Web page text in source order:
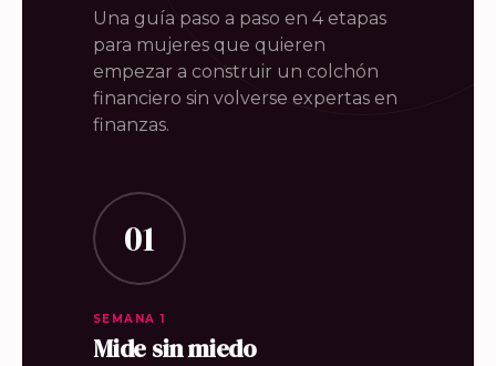
Una guía paso a paso en 4 etapas
para mujeres que quieren
empezar a construir un colchón
financiero sin volverse expertas en
finanzas.
01
SEMANA 1
Mide sin miedo